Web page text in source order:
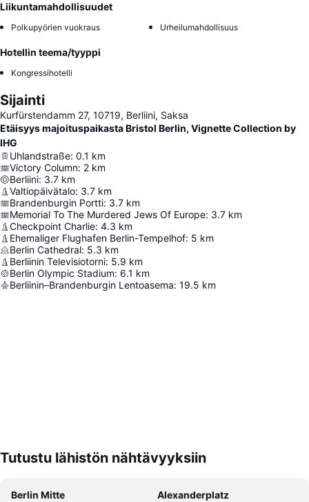
Liikuntamahdollisuudet
Polkupyörien vuokraus Urheilumahdollisuus
Hotellin teema/tyyppi
Kongressihotelli
Sijainti
Kurfürstendamm 27, 10719, Berliini, Saksa
Etäisyys majoituspaikasta Bristol Berlin, Vignette Collection by
IHG
Uhlandstraße: 0.1 km
Victory Column: 2 km
Berliini: 3.7 km
Valtiopäivätalo: 3.7 km
Brandenburgin Portti: 3.7 km
Memorial To The Murdered Jews Of Europe: 3.7 km
Checkpoint Charlie: 4.3 km
Ehemaliger Flughafen Berlin-Tempelhof: 5 km
Berlin Cathedral: 5.3 km
Berliinin Televisiotorni: 5.9 km
Berlin Olympic Stadium: 6.1 km
Berliinin–Brandenburgin Lentoasema: 19.5 km
Tutustu lähistön nähtävyyksiin
Berlin Mitte
Alexanderplatz